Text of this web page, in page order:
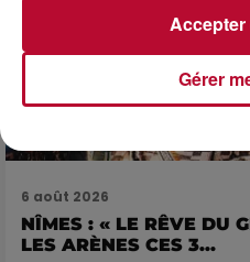
6 août 2026
NÎMES : « LE RÊVE DU
LES ARÈNES CES 3...
Gérer
Accepter